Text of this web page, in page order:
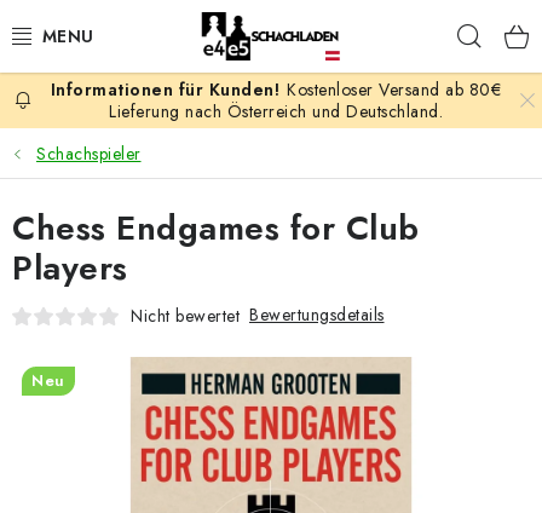
Inhalt
AKTION
SCHACHSPIELE
SCHACHFIGUREN
SCHACHBRETTER
SCHACHUHREN
SCHACHBÜCHER
SCHACH-ANTIQUITÄTENLADEN
Kostenloser Versand ab 80€
Lieferung nach Österreich und Deutschland.
Schachspieler
Chess Endgames for Club
Players
Nicht bewertet Bewertungsdetails
Neu